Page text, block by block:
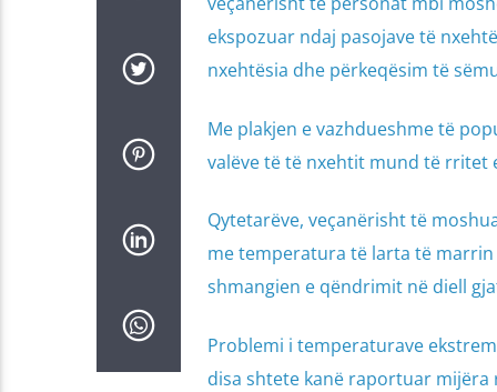
ekspozuar ndaj pasojave të
nxehtësia dhe përkeqësim të
Me plakjen e vazhdueshme të
valëve të të nxehtit mund të rritet
Qytetarëve, veçanërisht të
me temperatura të larta të
shmangien e qëndrimit në diell
Problemi i temperaturave
disa shtete kanë raportuar mijëra